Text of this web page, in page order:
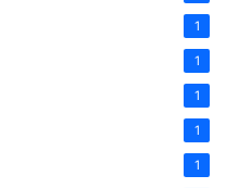
1
1
1
1
1